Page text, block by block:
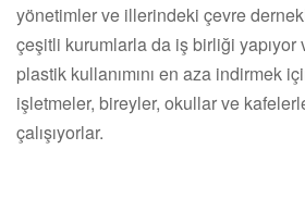
yönetimler ve illerindeki çevre
çeşitli kurumlarla da iş birliği yapıyor
plastik kullanımını en aza indirmek
işletmeler, bireyler, okullar ve
çalışıyorlar.